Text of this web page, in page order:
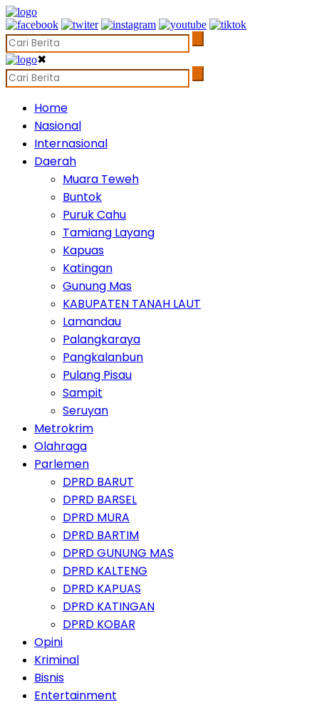
✖
Home
Nasional
Internasional
Daerah
Muara Teweh
Buntok
Puruk Cahu
Tamiang Layang
Kapuas
Katingan
Gunung Mas
KABUPATEN TANAH LAUT
Lamandau
Palangkaraya
Pangkalanbun
Pulang Pisau
Sampit
Seruyan
Metrokrim
Olahraga
Parlemen
DPRD BARUT
DPRD BARSEL
DPRD MURA
DPRD BARTIM
DPRD GUNUNG MAS
DPRD KALTENG
DPRD KAPUAS
DPRD KATINGAN
DPRD KOBAR
Opini
Kriminal
Bisnis
Entertainment